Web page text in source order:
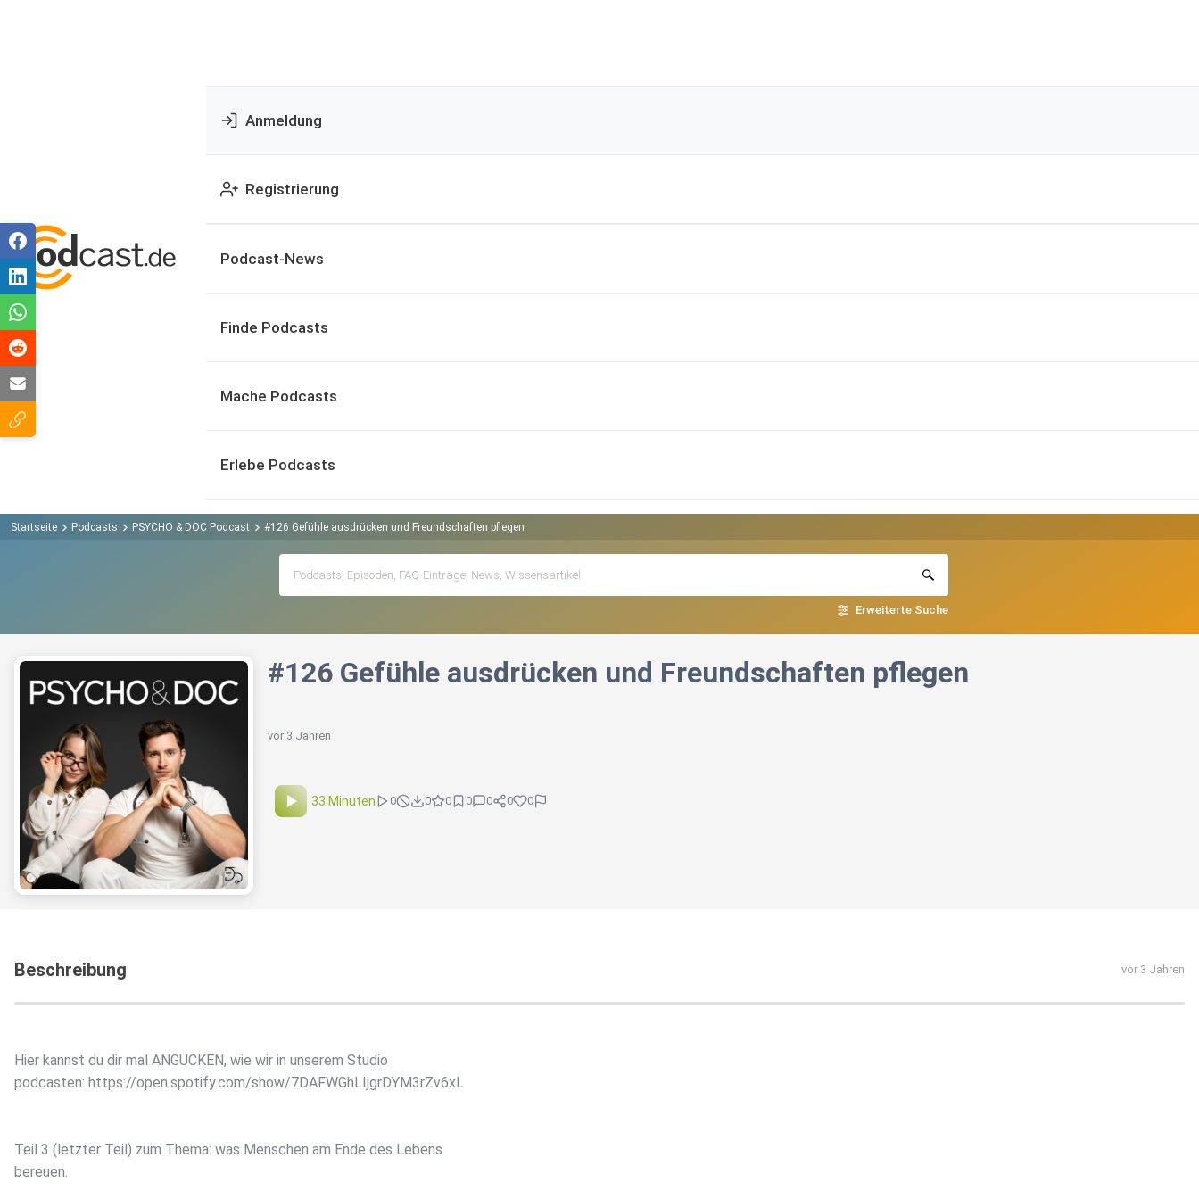
Anmeldung
Registrierung
Podcast-News
Finde Podcasts
Mache Podcasts
Erlebe Podcasts
Startseite Podcasts PSYCHO & DOC Podcast #126 Gefühle ausdrücken und Freundschaften pflegen
Erweiterte Suche
#126 Gefühle ausdrücken und Freundschaften pflegen
vor 3 Jahren
33 Minuten 0 0 0 0 0 0 0
Beschreibung vor 3 Jahren
Hier kannst du dir mal ANGUCKEN, wie wir in unserem Studio
podcasten: https://open.spotify.com/show/7DAFWGhLIjgrDYM3rZv6xL
Teil 3 (letzter Teil) zum Thema: was Menschen am Ende des Lebens
bereuen.